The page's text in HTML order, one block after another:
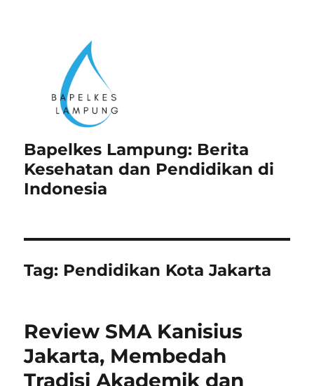
Bapelkes Lampung: Berita
Kesehatan dan Pendidikan di
Indonesia
Tag: Pendidikan Kota Jakarta
Review SMA Kanisius
Jakarta, Membedah
Tradisi Akademik dan